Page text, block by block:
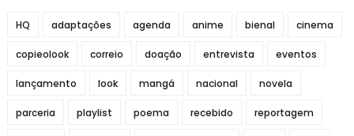
HQ adaptações agenda anime bienal cinema
copieolook correio doação entrevista eventos
lançamento look mangá nacional novela
parceria playlist poema recebido reportagem